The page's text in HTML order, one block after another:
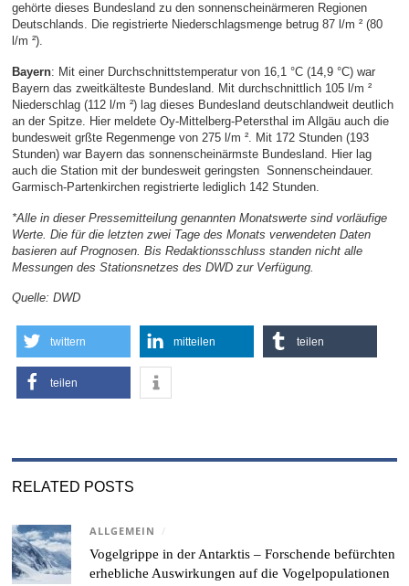
gehörte dieses Bundesland zu den sonnenscheinärmeren Regionen
Deutschlands. Die registrierte Niederschlagsmenge betrug 87 l/m ² (80
l/m ²).
Bayern: Mit einer Durchschnittstemperatur von 16,1 °C (14,9 °C) war
Bayern das zweitkälteste Bundesland. Mit durchschnittlich 105 l/m ²
Niederschlag (112 l/m ²) lag dieses Bundesland deutschlandweit deutlich
an der Spitze. Hier meldete Oy-Mittelberg-Petersthal im Allgäu auch die
bundesweit grßte Regenmenge von 275 l/m ². Mit 172 Stunden (193
Stunden) war Bayern das sonnenscheinärmste Bundesland. Hier lag
auch die Station mit der bundesweit geringsten Sonnenscheindauer.
Garmisch-Partenkirchen registrierte lediglich 142 Stunden.
*Alle in dieser Pressemitteilung genannten Monatswerte sind vorläufige
Werte. Die für die letzten zwei Tage des Monats verwendeten Daten
basieren auf Prognosen. Bis Redaktionsschluss standen nicht alle
Messungen des Stationsnetzes des DWD zur Verfügung.
Quelle: DWD
twittern mitteilen teilen
teilen
RELATED POSTS
ALLGEMEIN /
Vogelgrippe in der Antarktis – Forschende befürchten
erhebliche Auswirkungen auf die Vogelpopulationen